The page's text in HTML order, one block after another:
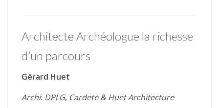
Architecte Archéologue la richesse
d’un parcours
Gérard Huet
Archi. DPLG, Cardete & Huet Architecture